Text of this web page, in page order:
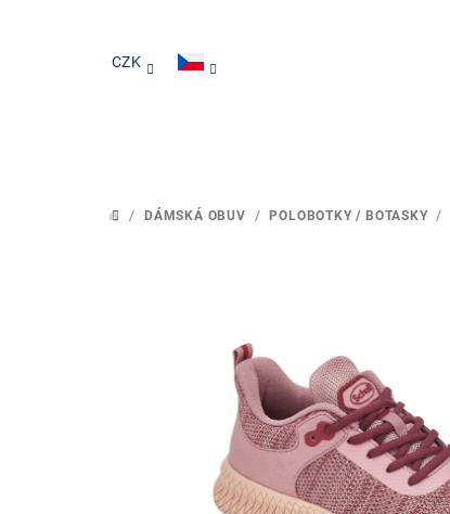
CZK
DOMŮ
/ DÁMSKÁ OBUV / POLOBOTKY / BOTASKY /